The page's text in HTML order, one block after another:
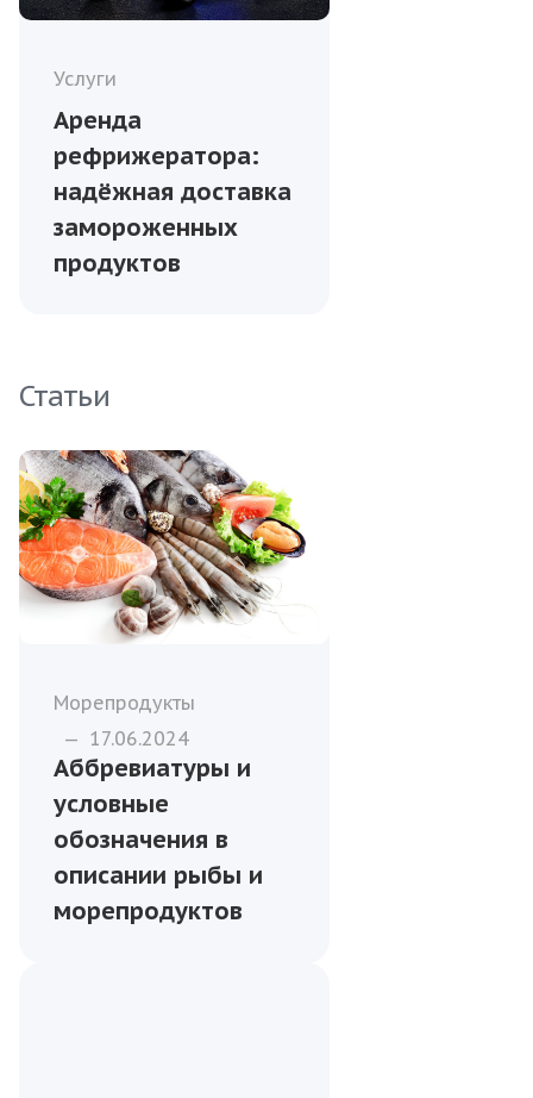
Услуги
Аренда
рефрижератора:
надёжная доставка
замороженных
продуктов
Статьи
Морепродукты
— 17.06.2024
Аббревиатуры и
условные
обозначения в
описании рыбы и
морепродуктов